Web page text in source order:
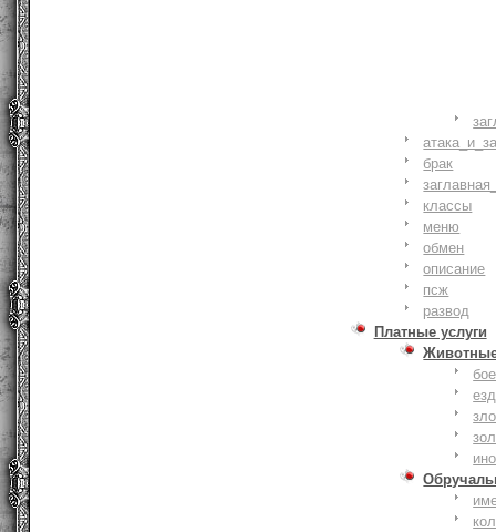
брак
классы
меню
обмен
описание
псж
развод
Платные услуги